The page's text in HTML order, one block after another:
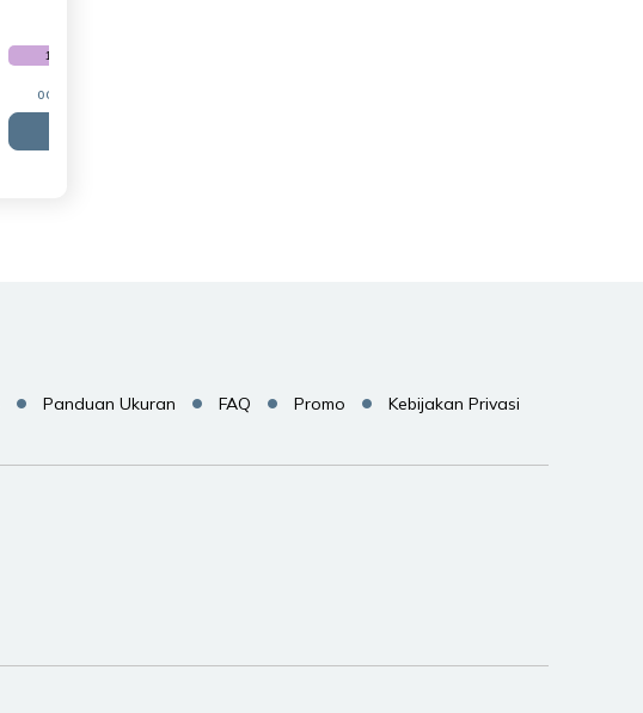
14 Hari
0 Orang menggunakan paket ini
Panduan Ukuran FAQ Promo
Kebijakan Privasi